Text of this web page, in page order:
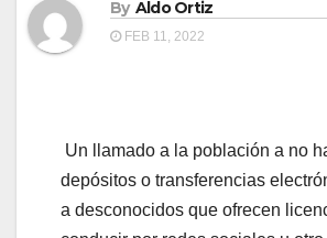
By Aldo Ortiz
FEB 11, 2022
Un llamado a la población a no
depósitos o transferencias
a desconocidos que ofrecen